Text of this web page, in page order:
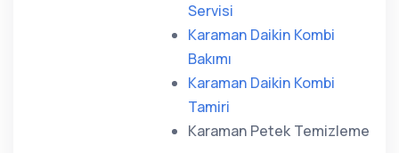
Servisi
Karaman Daikin Kombi
Bakımı
Karaman Daikin Kombi
Tamiri
Karaman Petek Temizleme